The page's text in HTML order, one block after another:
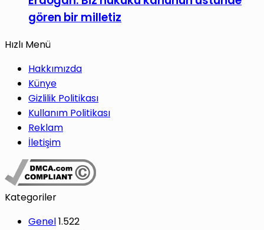
gören bir milletiz
Hızlı Menü
Hakkımızda
Künye
Gizlilik Politikası
Kullanım Politikası
Reklam
İletişim
Kategoriler
Genel1.522